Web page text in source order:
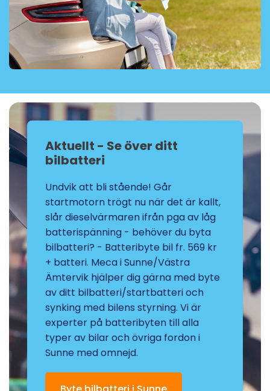
Aktuellt - Se över ditt
bilbatteri
Undvik att bli stående! Går
startmotorn trögt nu när det är kallt,
slår dieselvärmaren ifrån pga av låg
batterispänning - behöver du byta
bilbatteri? - Batteribyte bil fr. 569 kr
+ batteri. Meca i Sunne/Västra
Ämtervik hjälper dig gärna med byte
av ditt bilbatteri/startbatteri och
synking med bilens styrning. Vi är
experter på batteribyten till alla
typer av bilar och övriga fordon i
Sunne med omnejd.